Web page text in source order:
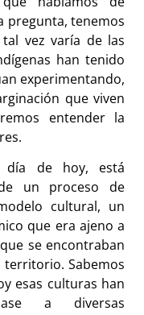
pregunta, tenemos
vez varía de las
han tenido
experimentando,
que viven
entender la
día de hoy, está
un proceso de
cultural, un
que era ajeno a
se encontraban
Sabemos
esas culturas han
a diversas